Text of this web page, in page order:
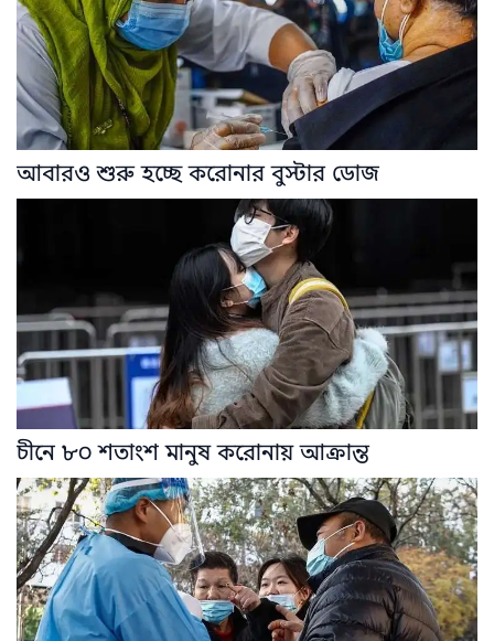
আবারও শুরু হচ্ছে করোনার বুস্টার ডোজ
চীনে ৮০ শতাংশ মানুষ করোনায় আক্রান্ত